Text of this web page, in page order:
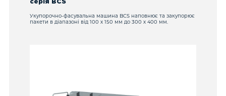
серія BCS
Укупорочно-фасувальна машина BCS наповнює та закупорює
пакети в діапазоні від 100 х 150 мм до 300 х 400 мм.